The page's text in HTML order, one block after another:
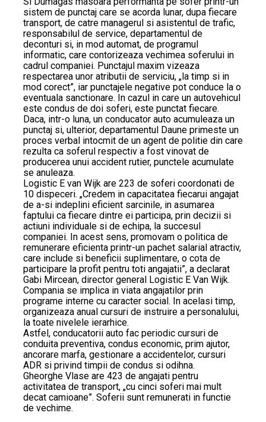
sistem de punctaj care se acorda lunar, dupa fiecare
transport, de catre managerul si asistentul de trafic,
responsabilul de service, departamentul de
deconturi si, in mod automat, de programul
informatic, care contorizeaza vechimea soferului in
cadrul companiei. Punctajul maxim vizeaza
respectarea unor atributii de serviciu, „la timp si in
mod corect”, iar punctajele negative pot conduce la o
eventuala sanctionare. In cazul in care un autovehicul
este condus de doi soferi, este punctat fiecare.
Daca, intr-o luna, un conducator auto acumuleaza un
punctaj si, ulterior, departamentul Daune primeste un
proces verbal intocmit de un agent de politie din care
rezulta ca soferul respectiv a fost vinovat de
producerea unui accident rutier, punctele acumulate
se anuleaza.
Logistic E van Wijk are 223 de soferi coordonati de
10 dispeceri. „Credem in capacitatea fiecarui angajat
de a-si indeplini eficient sarcinile, in asumarea
faptului ca fiecare dintre ei participa, prin decizii si
actiuni individuale si de echipa, la succesul
companiei. In acest sens, promovam o politica de
remunerare eficienta printr-un pachet salarial atractiv,
care include si beneficii suplimentare, o cota de
participare la profit pentru toti angajatii”, a declarat
Gabi Mircean, director general Logistic E Van Wijk.
Compania se implica in viata angajatilor prin
programe interne cu caracter social. In acelasi timp,
organizeaza anual cursuri de instruire a personalului,
la toate nivelele ierarhice.
Astfel, conducatorii auto fac periodic cursuri de
conduita preventiva, condus economic, prim ajutor,
ancorare marfa, gestionare a accidentelor, cursuri
ADR si privind timpii de condus si odihna.
Gheorghe Vlase are 423 de angajati pentru
activitatea de transport, „cu cinci soferi mai mult
decat camioane”. Soferii sunt remunerati in functie
de vechime.